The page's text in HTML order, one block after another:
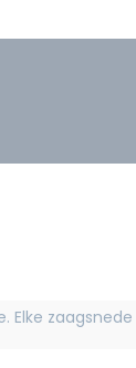
Elke zaagsnede